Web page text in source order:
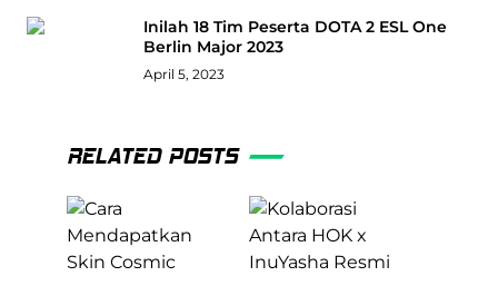
Inilah 18 Tim Peserta DOTA 2 ESL One
Berlin Major 2023
April 5, 2023
RELATED POSTS